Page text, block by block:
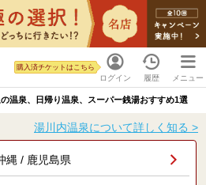
ログイン
購入済チケットはこちら
履歴 メニュー
温泉、日帰り温泉、スーパー銭湯おすすめ1選
湯川内温泉について詳しく知る >
縄 / 鹿児島県